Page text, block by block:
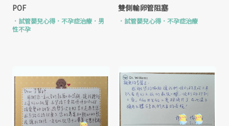
POF
． 試管嬰兒心得 ． 不孕症治療 ． 男
性不孕
雙側輸卵管阻塞
． 試管嬰兒心得 ．不孕症治療